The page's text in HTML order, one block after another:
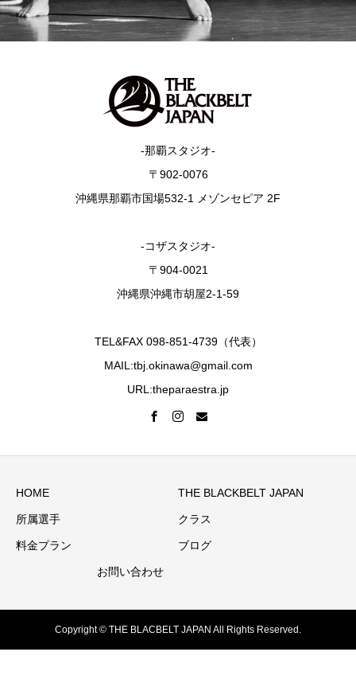
-那覇スタジオ-
〒902-0076
沖縄県那覇市国場532-1 メゾンセピア 2F
-コザスタジオ-
〒904-0021
沖縄県沖縄市胡屋2-1-59
TEL&FAX 098-851-4739（代表）
MAIL:tbj.okinawa@gmail.com
URL:theparaestra.jp
HOME THE BLACKBELT JAPAN
所属選手 クラス
料金プラン ブログ
お問い合わせ
Copyright © THE BLACBELT JAPAN All Rights Reserved.